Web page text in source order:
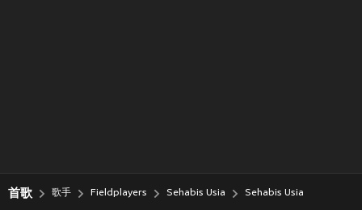
首歌 歌手 Fieldplayers Sehabis Usia Sehabis Usia